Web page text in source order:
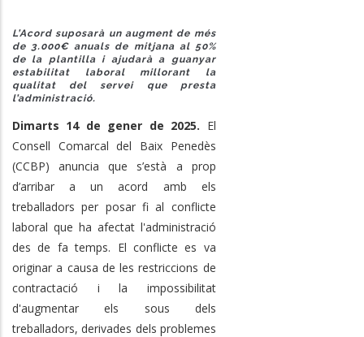
L’Acord suposarà un augment de més
de 3.000€ anuals de mitjana al 50%
de la plantilla i ajudarà a guanyar
estabilitat laboral millorant la
qualitat del servei que presta
l’administració.
Dimarts 14 de gener de 2025. El
Consell Comarcal del Baix Penedès
(CCBP) anuncia que s’està a prop
d’arribar a un acord amb els
treballadors per posar fi al conflicte
laboral que ha afectat l'administració
des de fa temps. El conflicte es va
originar a causa de les restriccions de
contractació i la impossibilitat
d'augmentar els sous dels
treballadors, derivades dels problemes